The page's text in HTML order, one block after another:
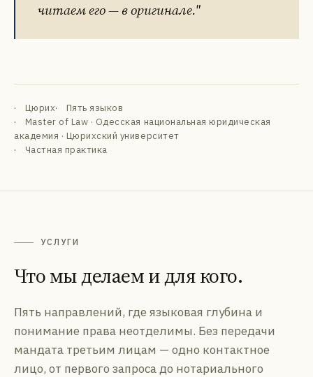
EN FR УК РУ
читаем его — в оригинале."
Цюрих
Пять языков
Master of Law · Одесская национальная юридическая
академия · Цюрихский университет
Частная практика
УСЛУГИ
Что мы делаем и для кого.
Пять направлений, где языковая глубина и
понимание права неотделимы. Без передачи
мандата третьим лицам — одно контактное
лицо, от первого запроса до нотариального